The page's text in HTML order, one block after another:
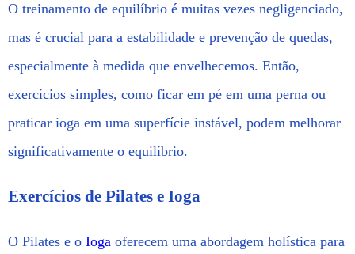
O treinamento de equilíbrio é muitas vezes negligenciado,
mas é crucial para a estabilidade e prevenção de quedas,
especialmente à medida que envelhecemos. Então,
exercícios simples, como ficar em pé em uma perna ou
praticar ioga em uma superfície instável, podem melhorar
significativamente o equilíbrio.
Exercícios de Pilates e Ioga
O Pilates e o Ioga oferecem uma abordagem holística para